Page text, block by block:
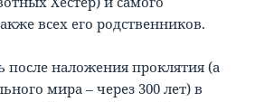
всех его родственников.
после наложения проклятия (а
мира – через 300 лет) в